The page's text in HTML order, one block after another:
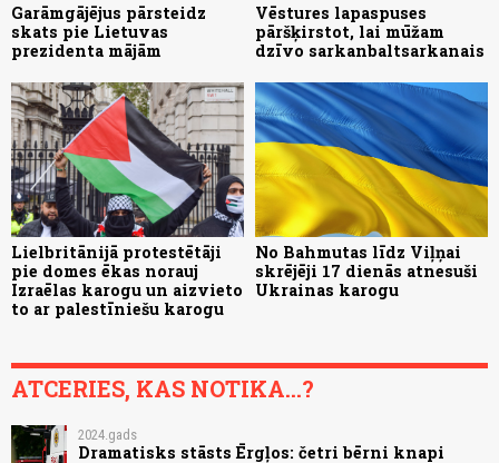
Garāmgājējus pārsteidz
skats pie Lietuvas
prezidenta mājām
Vēstures lapaspuses
pāršķirstot, lai mūžam
dzīvo sarkanbaltsarkanais
Lielbritānijā protestētāji
pie domes ēkas norauj
Izraēlas karogu un aizvieto
to ar palestīniešu karogu
No Bahmutas līdz Viļņai
skrējēji 17 dienās atnesuši
Ukrainas karogu
ATCERIES, KAS NOTIKA...?
2024.gads
Dramatisks stāsts Ērgļos: četri bērni knapi